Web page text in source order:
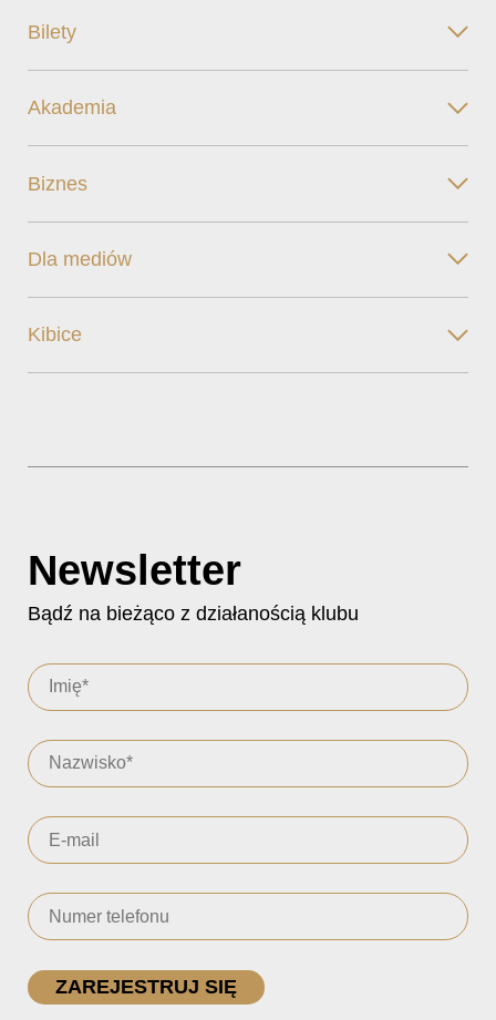
Bilety
Akademia
Biznes
Dla mediów
Kibice
Newsletter
Bądź na bieżąco z działanością klubu